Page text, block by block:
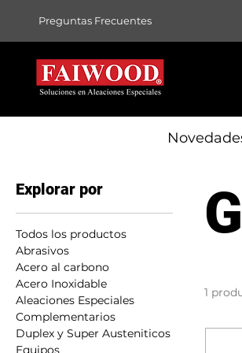
Preguntas Frecuentes
Explorar por
Todos los productos
Abrasivos
Acero al carbono
Acero Inoxidable
Aleaciones Especiales
Complementarios
Duplex y Super Austeniticos
Equipos
1